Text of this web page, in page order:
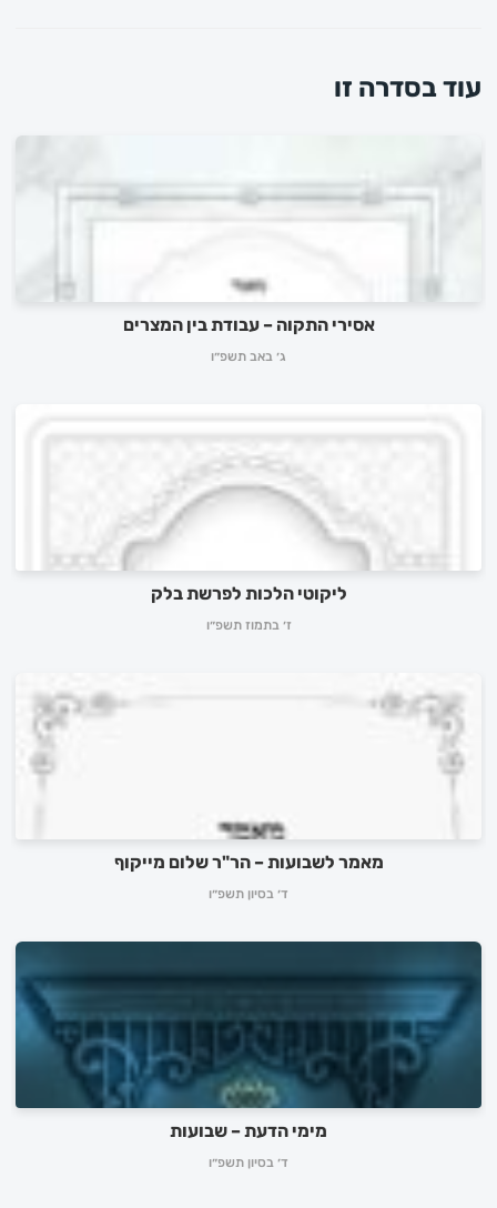
עוד בסדרה זו
אסירי התקוה – עבודת בין המצרים
ג׳ באב תשפ״ו
ליקוטי הלכות לפרשת בלק
ז׳ בתמוז תשפ״ו
מאמר לשבועות – הר"ר שלום מייקוף
ד׳ בסיון תשפ״ו
מימי הדעת – שבועות
ד׳ בסיון תשפ״ו